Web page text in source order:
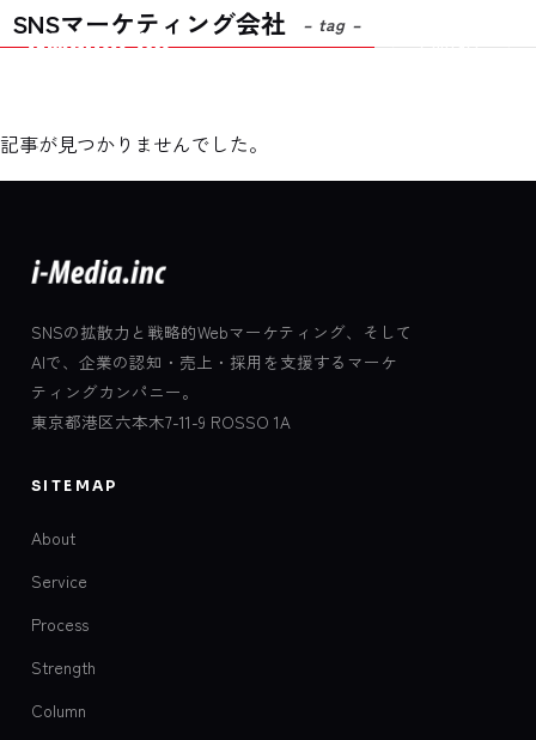
Contact
SNSマーケティング会社 – tag –
記事が見つかりませんでした。
SNSの拡散力と戦略的Webマーケティング、そして
AIで、企業の認知・売上・採用を支援するマーケ
ティングカンパニー。
東京都港区六本木7-11-9 ROSSO 1A
SITEMAP
About
Service
Process
Strength
Column